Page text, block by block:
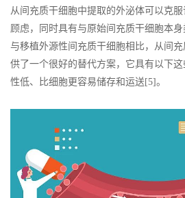
从间充质干细胞中提取的外泌体可以克
顾虑，同时具有与原始间充质干细胞本身
与移植外源性间充质干细胞相比，从间
供了一个很好的替代方案，它具有以下
性低、比细胞更容易储存和运送[5]。